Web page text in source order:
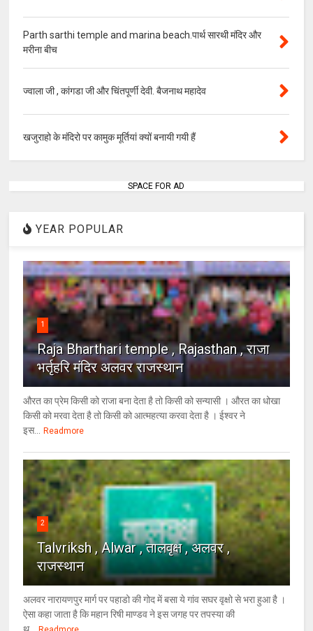
Parth sarthi temple and marina beach.पार्थ सारथी मंदिर और
मरीना बीच
ज्वाला जी , कांगडा जी और चिंतपूर्णी देवी. बैजनाथ महादेव
खजुराहो के मंदिरो पर कामुक मूर्तियां क्यों बनायी गयी हैं
SPACE FOR AD
YEAR POPULAR
1
Raja Bharthari temple , Rajasthan , राजा
भर्तृहरि मंदिर अलवर राजस्थान
औरत का प्रेम किसी को राजा बना देता है तो किसी को सन्यासी । औरत का धोखा
किसी को मरवा देता है तो किसी को आत्महत्या करवा देता है । ईश्वर ने
इस...
Readmore
2
Talvriksh , Alwar , तालवृक्ष , अलवर ,
राजस्थान
अलवर नारायणपुर मार्ग पर पहाडो की गोद में बसा ये गांव सघर वृक्षो से भरा हुआ है ।
ऐसा कहा जाता है कि महान रिषी माण्डव ने इस जगह पर तपस्या की